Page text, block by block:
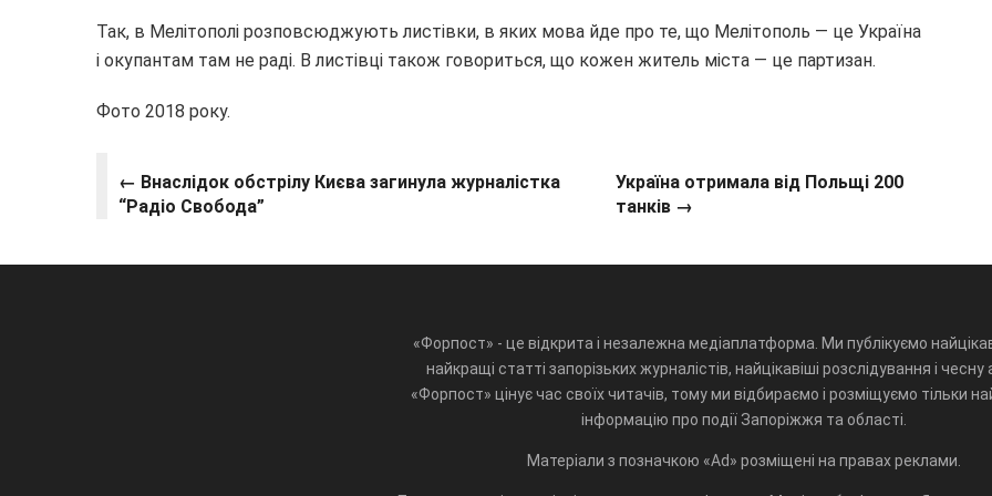
Так, в Мелітополі розповсюджують листівки, в яких мова йде про те, що Мелітополь — це Україна
і окупантам там не раді. В листівці також говориться, що кожен житель міста — це партизан.
Фото 2018 року.
← Внаслідок обстрілу Києва загинула журналістка
“Радіо Свобода”
Україна отримала від Польщі 200
танків →
«Форпост» - це відкрита і незалежна медіаплатформа. Ми публікуємо
найкращі статті запорізьких журналістів, найцікавіші розслідування і чесну
«Форпост» цінує час своїх читачів, тому ми відбираємо і розміщуємо тільки
інформацію про події Запоріжжя та області.
Матеріали з позначкою «Ad» розміщені на правах реклами.